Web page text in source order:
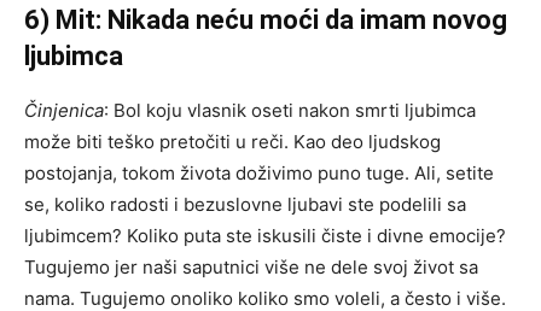
6) Mit: Nikada neću moći da imam novog
ljubimca
Činjenica: Bol koju vlasnik oseti nakon smrti ljubimca
može biti teško pretočiti u reči. Kao deo ljudskog
postojanja, tokom života doživimo puno tuge. Ali, setite
se, koliko radosti i bezuslovne ljubavi ste podelili sa
ljubimcem? Koliko puta ste iskusili čiste i divne emocije?
Tugujemo jer naši saputnici više ne dele svoj život sa
nama. Tugujemo onoliko koliko smo voleli, a često i više.